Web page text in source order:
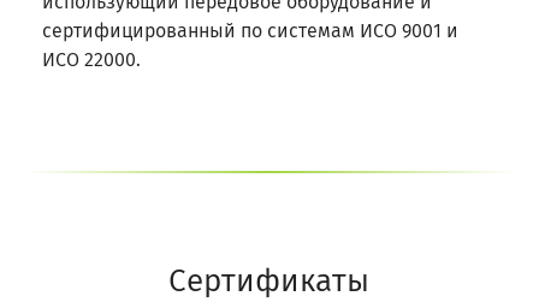
сертифицированный по системам ИСО 9001 и
ИСО 22000.
Сертификаты